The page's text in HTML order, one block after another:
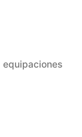
equipaciones